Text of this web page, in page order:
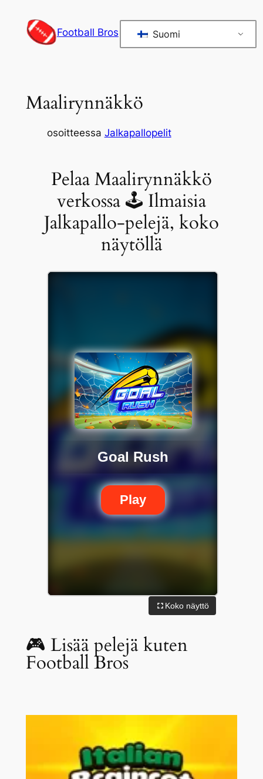
sisältöön
Football Bros Suomi
Maalirynnäkkö
osoitteessa Jalkapallopelit
Pelaa Maalirynnäkkö
verkossa 🕹 Ilmaisia
Jalkapallo-pelejä, koko
näytöllä
Koko näyttö
🎮 Lisää pelejä kuten
Football Bros